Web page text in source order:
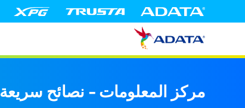
مركز المعلومات - نصائح سريعة